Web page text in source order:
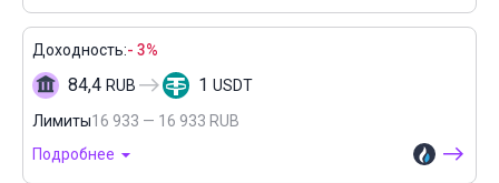
Доходность:- 3%
84,4 RUB 1 USDT
Лимиты16 933 — 16 933 RUB
Подробнее